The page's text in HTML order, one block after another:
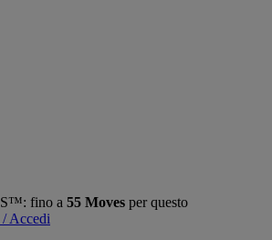
fino a 55 Moves per questo
Accedi